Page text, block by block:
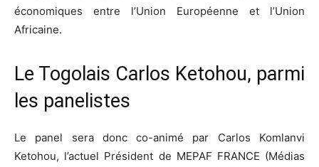
économiques entre l’Union Européenne et l’Union
Africaine.
Le Togolais Carlos Ketohou, parmi
les panelistes
Le panel sera donc co-animé par Carlos Komlanvi
Ketohou, l’actuel Président de MEPAF FRANCE (Médias